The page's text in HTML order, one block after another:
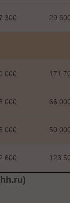
300 29
000 171
000 66
000 50
600 123